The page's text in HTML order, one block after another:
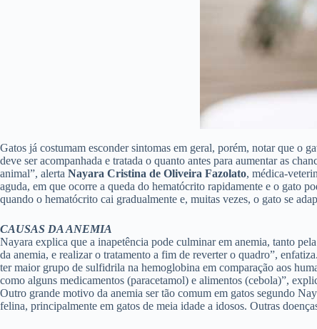
Gatos já costumam esconder sintomas em geral, porém, notar que o
deve ser acompanhada e tratada o quanto antes para aumentar as
animal”, alerta Nayara Cristina de Oliveira Fazolato, médica-
aguda, em que ocorre a queda do hematócrito rapidamente e o gato
quando o hematócrito cai gradualmente e, muitas vezes, o gato se
CAUSAS DA ANEMIA
Nayara explica que a inapetência pode culminar em anemia, tanto
da anemia, e realizar o tratamento a fim de reverter o quadro”,
ter maior grupo de sulfidrila na hemoglobina em comparação aos
como alguns medicamentos (paracetamol) e alimentos (cebola)”,
Outro grande motivo da anemia ser tão comum em gatos segundo
felina, principalmente em gatos de meia idade a idosos. Outras